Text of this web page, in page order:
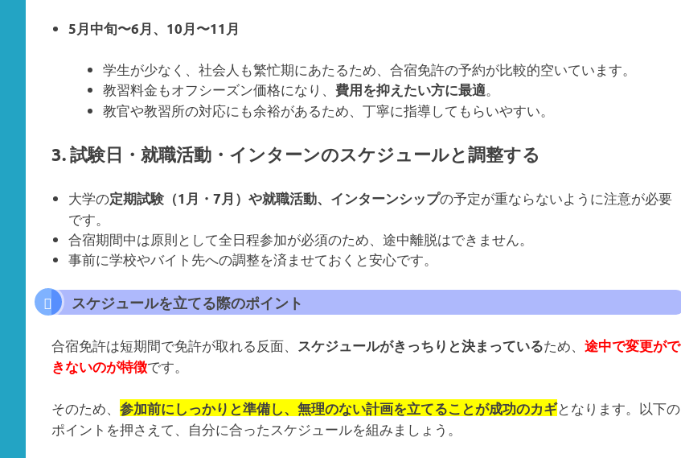
5月中旬〜6月、10月〜11月
学生が少なく、社会人も繁忙期にあたるため、合宿免許の予約が比較的空いています。
教習料金もオフシーズン価格になり、 費用を抑えたい方に最適。
教官や教習所の対応にも余裕があるため、丁寧に指導してもらいやすい。
3. 試験日・就職活動・インターンのスケジュールと調整する
大学の定期試験（1月・7月）や就職活動、インターンシップの予定が重ならないように注意が必要
です。
合宿期間中は原則として全日程参加が必須のため、途中離脱はできません。
事前に学校やバイト先への調整を済ませておくと安心です。
スケジュールを立てる際のポイント
合宿免許は短期間で免許が取れる反面、 スケジュールがきっちりと決まっているため、 途中で変更がで
きないのが特徴です。
そのため、 参加前にしっかりと準備し、無理のない計画を立てることが成功のカギとなります。以下の
ポイントを押さえて、自分に合ったスケジュールを組みましょう。